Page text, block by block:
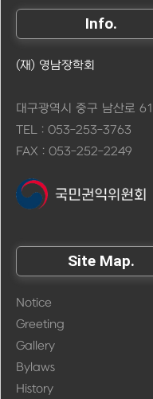
Info.
(재) 영남장학회
대구광역시 중구 남산로 61
TEL : 053-253-3763
FAX : 053-252-2249
Site Map.
Notice
Greeting
Gallery
Bylaws
History